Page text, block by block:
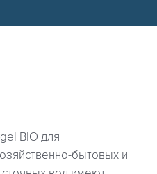
BIO для
бытовых и